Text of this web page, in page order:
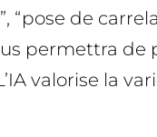
“pose de
permettra
valorise la